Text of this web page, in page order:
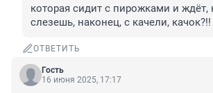
которая сидит с пирожками и ждёт,
слезешь, наконец, с качели, качок?!!
ОТВЕТИТЬ
Гость
16 июня 2025, 17:17